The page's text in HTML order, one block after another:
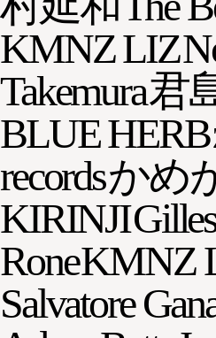
KMNZ LIZ
Takemura君
BLUE HERB
recordsかめ
KIRINJI
RoneKMNZ
Salvatore